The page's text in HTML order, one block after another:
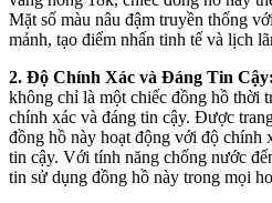
Mặt số màu nâu đậm truyền thống
mảnh, tạo điểm nhấn tinh tế và lịch
2. Độ Chính Xác và Đáng Tin Cậy:
không chỉ là một chiếc đồng hồ thời
chính xác và đáng tin cậy. Được
đồng hồ này hoạt động với độ chính
tin cậy. Với tính năng chống nước
tin sử dụng đồng hồ này trong mọi